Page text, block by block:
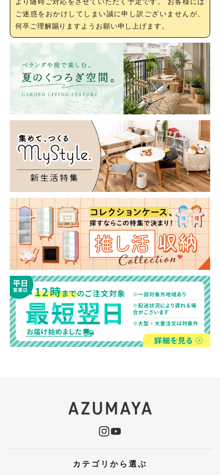
より随時ご対応をさせていただく予定です。 お客様には
ご迷惑をおかけしてしまい誠に申し訳ございませんが、
何卒ご理解賜りますようお願い申し上げます。
カテゴリから選ぶ